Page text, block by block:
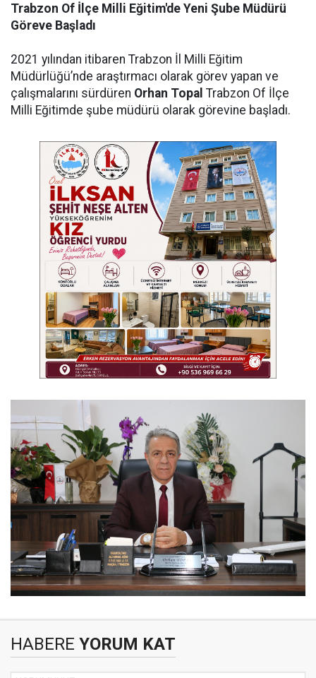
Trabzon Of İlçe Milli Eğitim'de Yeni Şube Müdürü
Göreve Başladı
2021 yılından itibaren Trabzon İl Milli Eğitim
Müdürlüğü’nde araştırmacı olarak görev yapan ve
çalışmalarını sürdüren Orhan Topal Trabzon Of İlçe
Milli Eğitimde şube müdürü olarak görevine başladı.
HABERE YORUM KAT